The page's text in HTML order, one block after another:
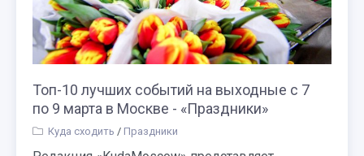
Топ-10 лучших событий на выходные с 7
по 9 марта в Москве - «Праздники»
Куда сходить / Праздники